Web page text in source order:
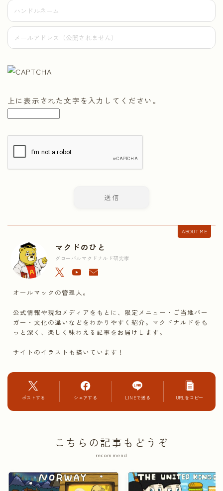
上に表示された文字を入力してください。
ABOUT ME
マクドのひと
グローバルマクドナルド研究家
オールマックの管理人。
公式情報や現地メディアをもとに、限定メニュー・ご当地バー
ガー・文化の違いなどをわかりやすく紹介。マクドナルドをも
っと深く、楽しく味わえる記事をお届けします。
サイトのイラストも描いています！
ポストする シェアする LINEで送る URLをコピー
こちらの記事もどうぞ
recommend